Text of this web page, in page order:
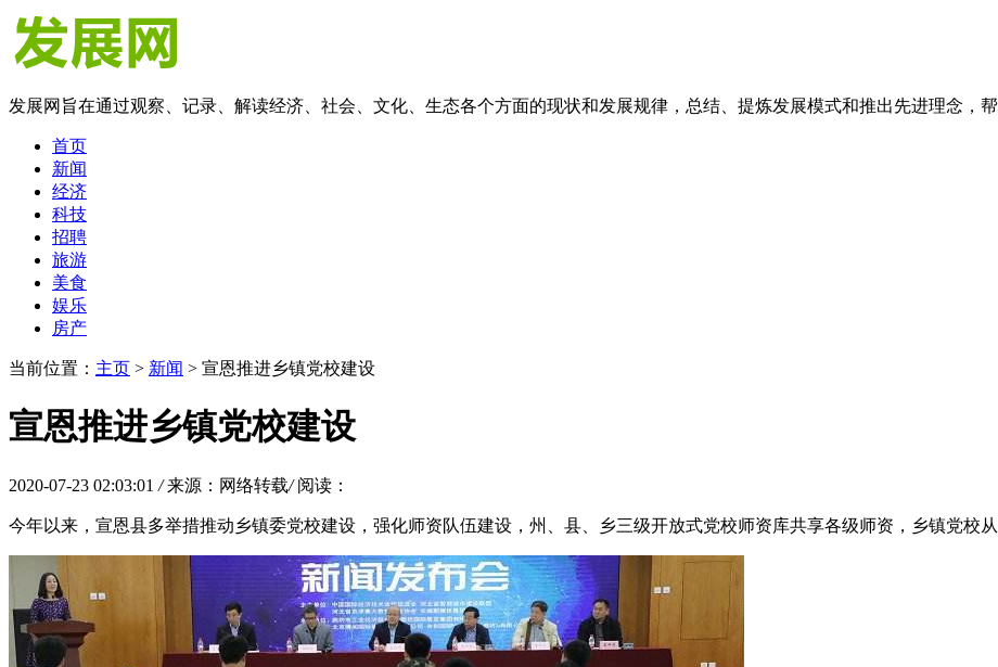
发展网旨在通过观察、记录、解读经济、社会、文化、生态各个方面的现状和发展规律，总结、提炼发展模式和推出先进理念，
首页
新闻
经济
科技
招聘
旅游
美食
娱乐
房产
当前位置： 主页 > 新闻 > 宣恩推进乡镇党校建设
宣恩推进乡镇党校建设
2020-07-23 02:03:01 / 来源：网络转载/ 阅读：
今年以来，宣恩县多举措推动乡镇委党校建设，强化师资队伍建设，州、县、乡三级开放式党校师资库共享各级师资，乡镇党校从